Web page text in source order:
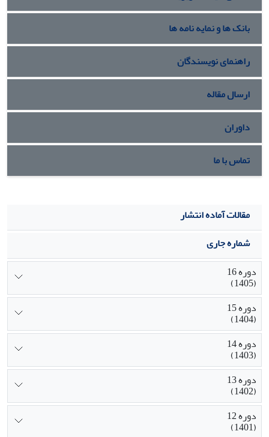
بانک ها و نمایه نامه ها
راهنمای نویسندگان
ارسال مقاله
داوران
تماس با ما
مقالات آماده انتشار
شماره جاری
دوره 16
(1405)
دوره 15
(1404)
دوره 14
(1403)
دوره 13
(1402)
دوره 12
(1401)